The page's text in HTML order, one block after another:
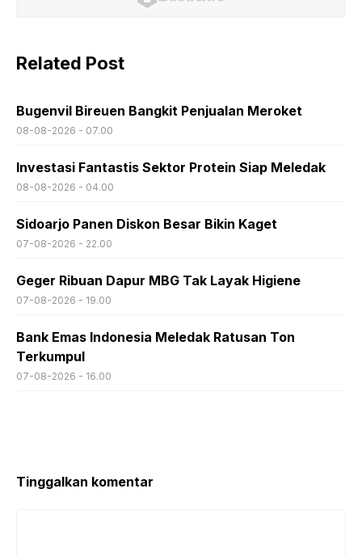
Related Post
Bugenvil Bireuen Bangkit Penjualan Meroket
08-08-2026 - 07.00
Investasi Fantastis Sektor Protein Siap Meledak
08-08-2026 - 04.00
Sidoarjo Panen Diskon Besar Bikin Kaget
07-08-2026 - 22.00
Geger Ribuan Dapur MBG Tak Layak Higiene
07-08-2026 - 19.00
Bank Emas Indonesia Meledak Ratusan Ton
Terkumpul
07-08-2026 - 16.00
Tinggalkan komentar